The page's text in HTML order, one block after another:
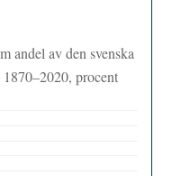
andel av den svenska
procent